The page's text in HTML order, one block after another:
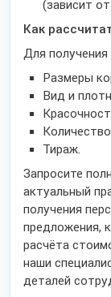
(зависит
Как
Для получения
Размеры
Вид и
Тираж.
Запросите
актуальный
получения
предложения,
расчёта
наши
деталей